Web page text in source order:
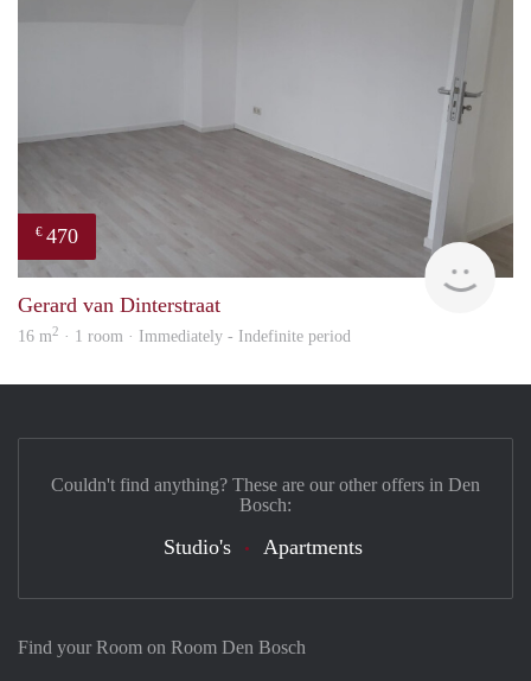
€ 470
Gerard van Dinterstraat
16 m2 · 1 room · Immediately - Indefinite period
Find your Room on Room Den Bosch
Couldn't find anything? These are our other offers in Den
Bosch:
Studio's Apartments